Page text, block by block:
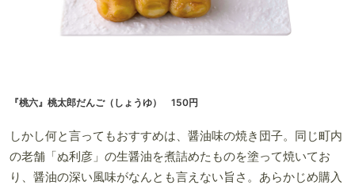
『桃六』桃太郎だんご（しょうゆ） 150円
しかし何と言ってもおすすめは、醤油味の焼き団子。同じ町内
の老舗「ぬ利彦」の生醤油を煮詰めたものを塗って焼いてお
り、醤油の深い風味がなんとも言えない旨さ。あらかじめ購入